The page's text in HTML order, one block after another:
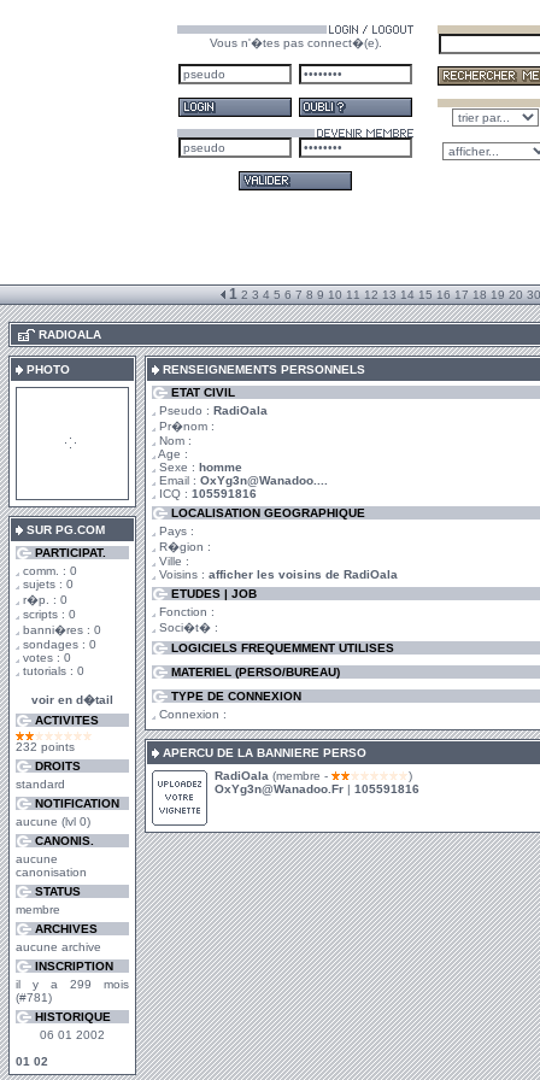
Vous n'�tes pas connect�(e).
1 2 3 4 5 6 7 8 9 10 11 12 13 14 15 16 17 18 19 20 30
RADIOALA
PHOTO
SUR PG.COM
PARTICIPAT.
comm. : 0
sujets : 0
r�p. : 0
scripts : 0
banni�res : 0
sondages : 0
votes : 0
tutorials : 0
voir en d�tail
ACTIVITES
232 points
DROITS
standard
NOTIFICATION
aucune (lvl 0)
CANONIS.
aucune
canonisation
STATUS
membre
ARCHIVES
aucune archive
INSCRIPTION
il y a 299 mois
(#781)
HISTORIQUE
06 01 2002
01 02
RENSEIGNEMENTS PERSONNELS
ETAT CIVIL
Pseudo : RadiOala
Pr�nom :
Nom :
Age :
Sexe : homme
Email : OxYg3n@Wanadoo....
ICQ : 105591816
LOCALISATION GEOGRAPHIQUE
Pays :
R�gion :
Ville :
Voisins : afficher les voisins de RadiOala
ETUDES | JOB
Fonction :
Soci�t� :
LOGICIELS FREQUEMMENT UTILISES
MATERIEL (PERSO/BUREAU)
TYPE DE CONNEXION
Connexion :
APERCU DE LA BANNIERE PERSO
RadiOala (membre -
)
OxYg3n@Wanadoo.Fr | 105591816